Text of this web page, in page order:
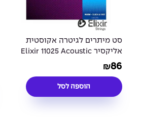
סט מיתרים לגיטרה אקוסטית
אליקסיר Elixir 11025 Acoustic
80/20 Bronze POLYWEB®
₪86
הוספה לסל